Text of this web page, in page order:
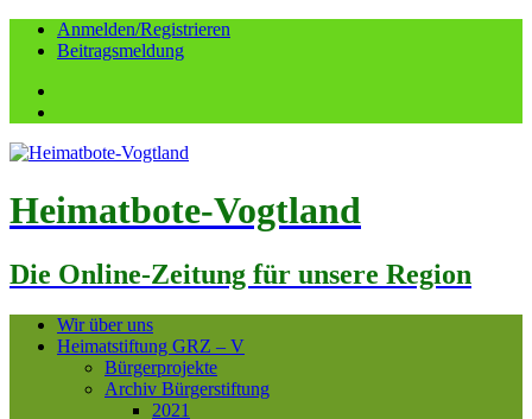
Anmelden/Registrieren
Beitragsmeldung
Heimatbote-Vogtland
Die Online-Zeitung für unsere Region
Wir über uns
Heimatstiftung GRZ – V
Bürgerprojekte
Archiv Bürgerstiftung
2021